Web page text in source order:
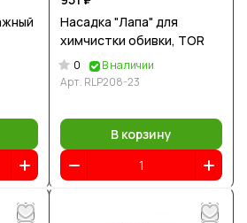
Насадка "Лапа" для
химчистки обивки, TOR
0
В наличии
Арт. RLP208-23
В корзину